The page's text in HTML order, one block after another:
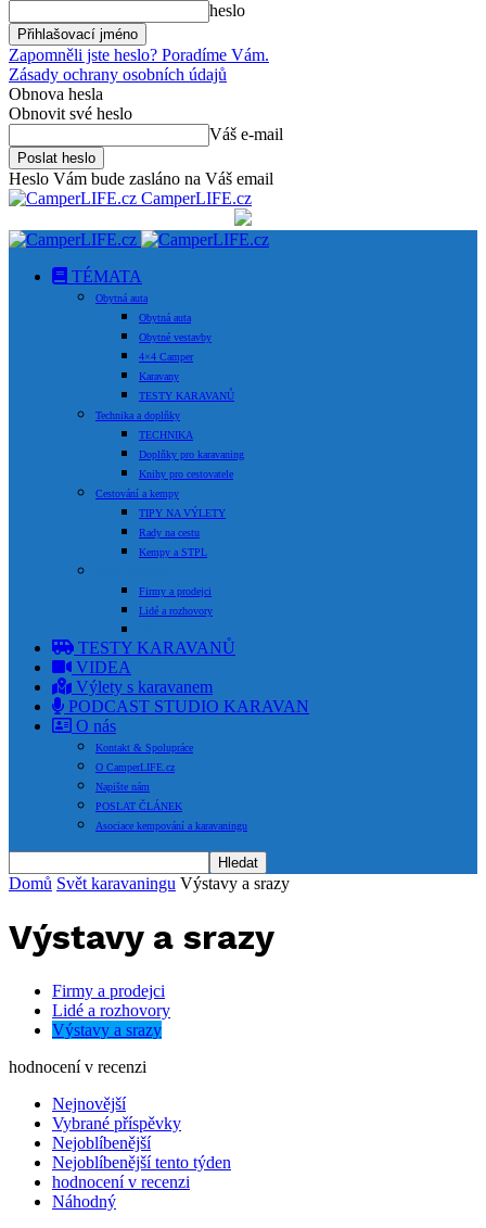
heslo
Zapomněli jste heslo? Poradíme Vám.
Zásady ochrany osobních údajů
Obnova hesla
Obnovit své heslo
Váš e-mail
Heslo Vám bude zasláno na Váš email
CamperLIFE.cz
TÉMATA
Obytná auta
Obytná auta
Obytné vestavby
4×4 Camper
Karavany
TESTY KARAVANŮ
Technika a doplňky
TECHNIKA
Doplňky pro karavaning
Knihy pro cestovatele
Cestování a kempy
TIPY NA VÝLETY
Rady na cestu
Kempy a STPL
Firmy a prodejci
Lidé a rozhovory
TESTY KARAVANŮ
VIDEA
Výlety s karavanem
PODCAST STUDIO KARAVAN
O nás
Kontakt & Spolupráce
O CamperLIFE.cz
Napište nám
POSLAT ČLÁNEK
Asociace kempování a karavaningu
Domů Svět karavaningu Výstavy a srazy
Výstavy a srazy
Firmy a prodejci
Lidé a rozhovory
Výstavy a srazy
hodnocení v recenzi
Nejnovější
Vybrané příspěvky
Nejoblíbenější
Nejoblíbenější tento týden
hodnocení v recenzi
Náhodný